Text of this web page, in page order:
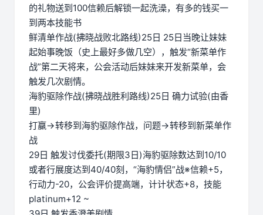
的礼物送到100信赖后解锁一起洗澡，有多的钱买一
到两本技能书
鲜清单作战(拂晓战败北路线)25日 25日当晚让妹妹
起始事晚饭（史上最好多做几空），触发“新菜单作
战”第二天将来，公会活动后妹妹来开发新菜单，会
触发几次剧情。
海豹驱除作战(拂晓战胜利路线)25日 确力试验(由香
里)
打赢→转移到海豹驱除作战，问题→转移到新菜单作
战
29日 触发讨伐委托(期限3日)海豹驱除数达到10/10
或者行展度达到40/40刻，“海豹情侣”战※信赖+5，
行动力-20，公会评价提高端，计计状态+8，技能
platinum+12 ~